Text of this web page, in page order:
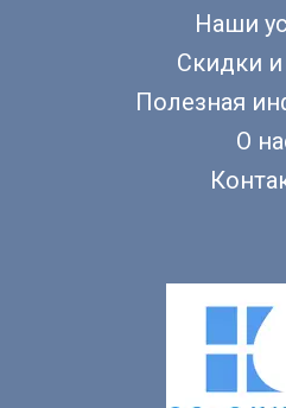
Наши
Скидки
Полезная
О